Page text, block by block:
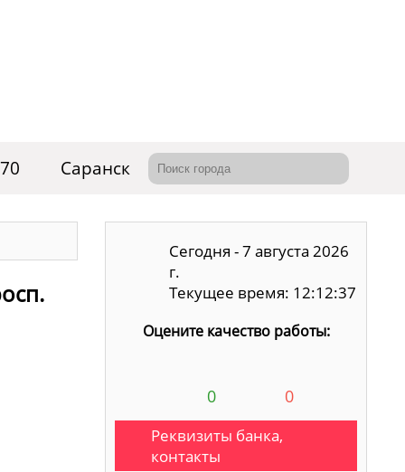
Саранск
Сегодня - 7 августа 2026
г.
Текущее время: 12:12:38
Оцените качество работы:
0 0
Реквизиты банка,
контакты